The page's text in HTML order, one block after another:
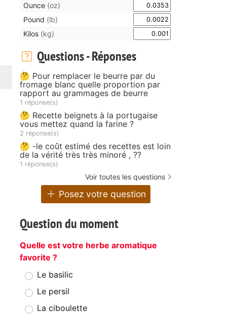
Ounce (oz)
Pound (lb)
Kilos (kg)
Questions - Réponses
🤔 Pour remplacer le beurre par du
fromage blanc quelle proportion par
rapport au grammages de beurre
1 réponse(s)
🤔 Recette beignets à la portugaise
vous mettez quand la farine ?
2 réponse(s)
🤔 -le coût estimé des recettes est loin
de la vérité très très minoré , ??
1 réponse(s)
Voir toutes les questions
Posez votre question
Question du moment
Quelle est votre herbe aromatique
favorite ?
Le basilic
Le persil
La ciboulette